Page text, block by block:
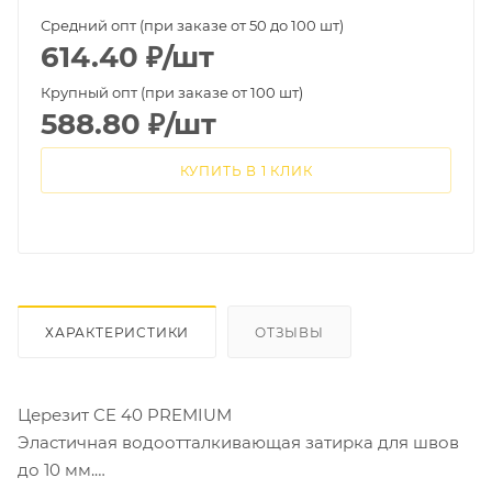
Средний опт (при заказе от 50 до 100 шт)
614.40 ₽/шт
Крупный опт (при заказе от 100 шт)
588.80 ₽/шт
КУПИТЬ В 1 КЛИК
ХАРАКТЕРИСТИКИ ОТЗЫВЫ
Церезит CE 40 PREMIUM
Эластичная водоотталкивающая затирка для швов
до 10 мм.